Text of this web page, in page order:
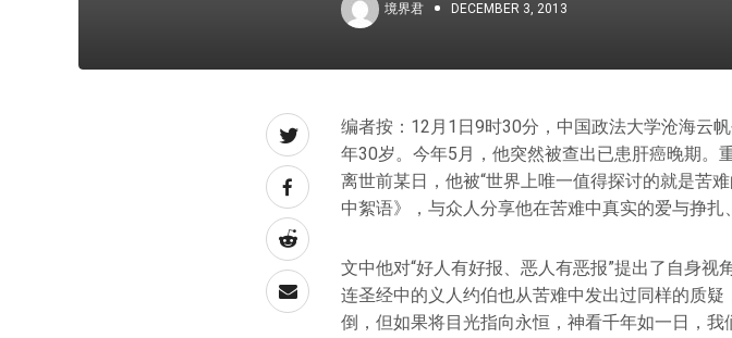
境界君 DECEMBER 3, 2013
编者按：12月1日9时30分，中国政法大学沧海云
年30岁。今年5月，他突然被查出已患肝癌晚期。
离世前某日，他被“世界上唯一值得探讨的就是苦
中絮语》，与众人分享他在苦难中真实的爱与挣扎
文中他对“好人有好报、恶人有恶报”提出了自身
连圣经中的义人约伯也从苦难中发出过同样的质
倒，但如果将目光指向永恒，神看千年如一日，